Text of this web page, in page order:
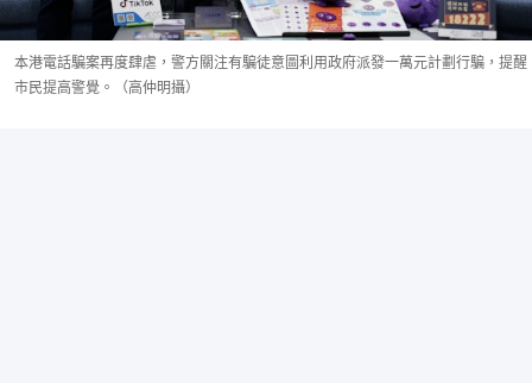
本港電話騙案再度肆虐，警方關注有騙徒意圖利用政府派發一萬元計劃行騙，提醒
市民提高警覺。（高仲明攝）